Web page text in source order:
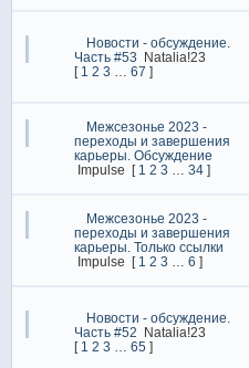
Новости - обсуждение.
Часть #53
Natalia!23
[ 1 2 3 67 ]
Межсезонье 2023 -
переходы и завершения
карьеры. Обсуждение
Impulse
[ 1 2 3 34 ]
Межсезонье 2023 -
переходы и завершения
карьеры. Только ссылки
Impulse
[ 1 2 3 6 ]
Новости - обсуждение.
Часть #52
Natalia!23
[ 1 2 3 65 ]